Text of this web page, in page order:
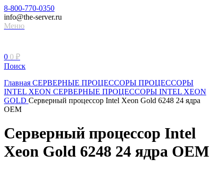
8-800-770-0350
info@the-server.ru
Меню
0 0 ₽
Поиск
Главная СЕРВЕРНЫЕ ПРОЦЕССОРЫ ПРОЦЕССОРЫ
INTEL XEON СЕРВЕРНЫЕ ПРОЦЕССОРЫ INTEL XEON
GOLD Серверный процессор Intel Xeon Gold 6248 24 ядра
OEM
Серверный процессор Intel
Xeon Gold 6248 24 ядра OEM